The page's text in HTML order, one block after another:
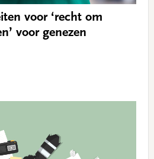
voor ‘recht om
voor genezen